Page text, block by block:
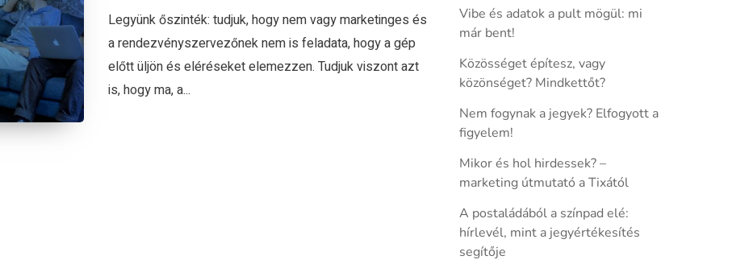
Legyünk őszinték: tudjuk, hogy nem vagy marketinges és
a rendezvényszervezőnek nem is feladata, hogy a gép
előtt üljön és eléréseket elemezzen. Tudjuk viszont azt
is, hogy ma, a...
Vibe és adatok a pult mögül: mi
már bent!
Közösséget építesz, vagy
közönséget? Mindkettőt?
Nem fogynak a jegyek? Elfogyott a
figyelem!
Mikor és hol hirdessek? –
marketing útmutató a Tixától
A postaládából a színpad elé:
hírlevél, mint a jegyértékesítés
segítője